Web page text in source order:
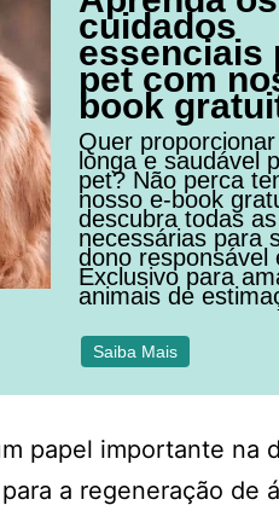
cuidados
essenciais
pet com
book
Quer
longa e saudável
pet? Não perca
nosso e-book
descubra todas
necessárias para
dono responsável
Exclusivo para
animais de
Saiba Mais
papel importante na
a regeneração de